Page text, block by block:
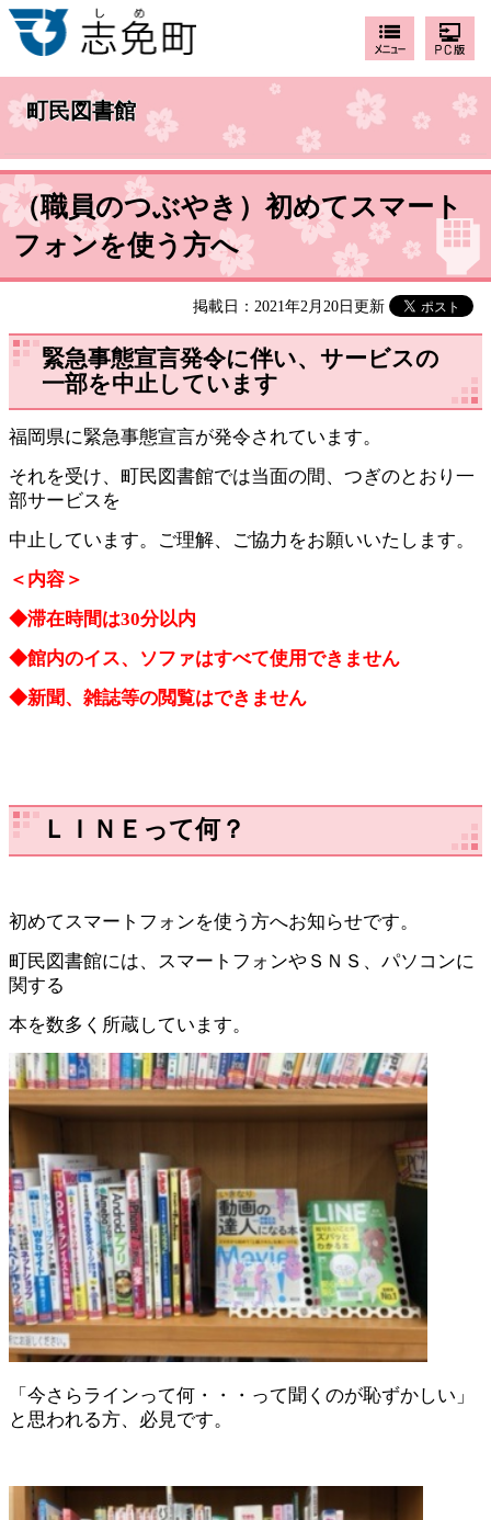
町民図書館
（職員のつぶやき）初めてスマート
フォンを使う方へ
掲載日：2021年2月20日更新
緊急事態宣言発令に伴い、サービスの
一部を中止しています
福岡県に緊急事態宣言が発令されています。
それを受け、町民図書館では当面の間、つぎのとおり一
部サービスを
中止しています。ご理解、ご協力をお願いいたします。
＜内容＞
◆滞在時間は30分以内
◆館内のイス、ソファはすべて使用できません
◆新聞、雑誌等の閲覧はできません
ＬＩＮＥって何？
初めてスマートフォンを使う方へお知らせです。
町民図書館には、スマートフォンやＳＮＳ、パソコンに
関する
本を数多く所蔵しています。
「今さらラインって何・・・って聞くのが恥ずかしい」
と思われる方、必見です。